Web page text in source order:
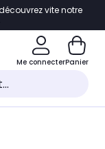
vite notre
Me connecterPanier